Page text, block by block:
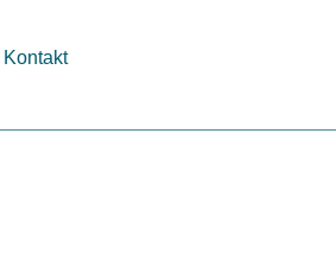
Kontakt